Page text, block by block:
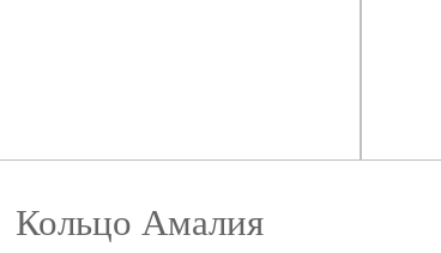
Кольцо Амалия